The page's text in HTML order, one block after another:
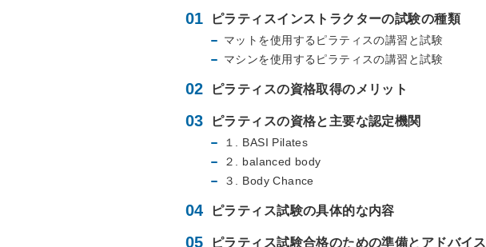
ピラティスインストラクターの試験の種類
マットを使用するピラティスの講習と試験
マシンを使用するピラティスの講習と試験
ピラティスの資格取得のメリット
ピラティスの資格と主要な認定機関
１. BASI Pilates
２. balanced body
３. Body Chance
ピラティス試験の具体的な内容
ピラティス試験合格のための準備とアドバイス